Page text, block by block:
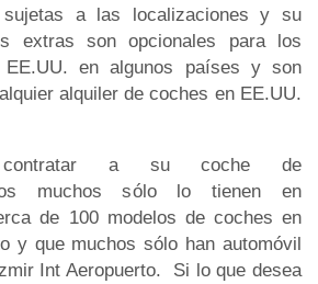
sujetas a las localizaciones y su
extras son opcionales para los
en algunos países y son
alquiler de coches en EE.UU.
contratar a su coche de
muchos sólo lo tienen en
de 100 modelos de coches en
y que muchos sólo han automóvil
Int Aeropuerto. Si lo que desea